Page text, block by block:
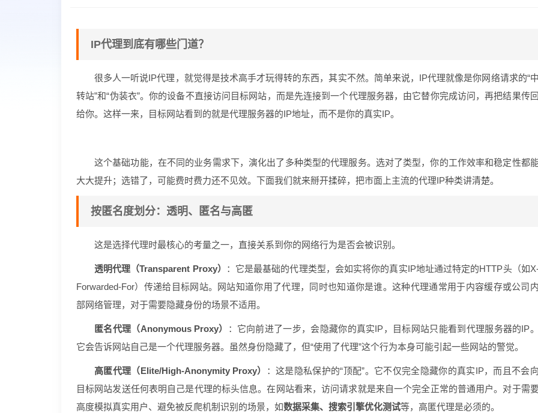
IP代理到底有哪些门道？
很多人一听说IP代理，就觉得是技术高手才玩得转的东西，其实不然。简单来说，IP代理就像是你网络请求的“中
转站”和“伪装衣”。你的设备不直接访问目标网站，而是先连接到一个代理服务器，由它替你完成访问，再把结果传回
给你。这样一来，目标网站看到的就是代理服务器的IP地址，而不是你的真实IP。
这个基础功能，在不同的业务需求下，演化出了多种类型的代理服务。选对了类型，你的工作效率和稳定性都
大大提升；选错了，可能费时费力还不见效。下面我们就来掰开揉碎，把市面上主流的代理IP种类讲清楚。
按匿名度划分：透明、匿名与高匿
这是选择代理时最核心的考量之一，直接关系到你的网络行为是否会被识别。
透明代理（Transparent Proxy）
：它是最基础的代理类型，会如实将你的真实IP地址通过特定的HTTP头（如
Forwarded-For）传递给目标网站。网站知道你用了代理，同时也知道你是谁。这种代理通常用于内容缓存或公司内
部网络管理，对于需要隐藏身份的场景不适用。
匿名代理（Anonymous Proxy）
：它向前进了一步，会隐藏你的真实IP，目标网站只能看到代理服务器的IP。
它会告诉网站自己是一个代理服务器。虽然身份隐藏了，但“使用了代理”这个行为本身可能引起一些网站的警觉。
高匿代理（Elite/High-Anonymity Proxy）
：这是隐私保护的“顶配”。它不仅完全隐藏你的真实IP，而且不会向
目标网站发送任何表明自己是代理的标头信息。在网站看来，访问请求就是来自一个完全正常的普通用户。对于需
高度模拟真实用户、避免被反爬机制识别的场景，如数据采集、搜索引擎优化测试等，高匿代理是必须的。